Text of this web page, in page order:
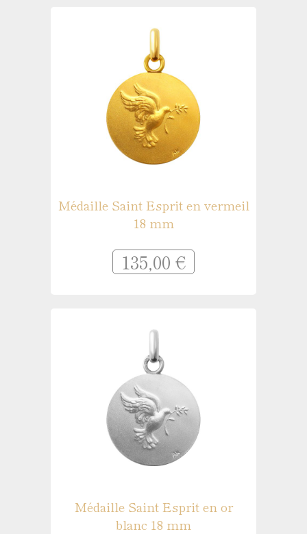
Médaille Saint Esprit en vermeil
18 mm
135,00 €
Médaille Saint Esprit en or
blanc 18 mm